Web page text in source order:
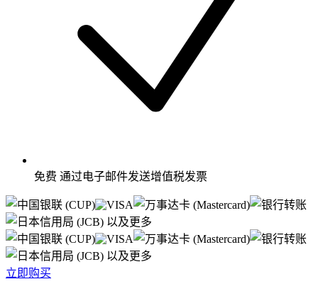
免费 通过电子邮件发送增值税发票
以及更多
以及更多
立即购买